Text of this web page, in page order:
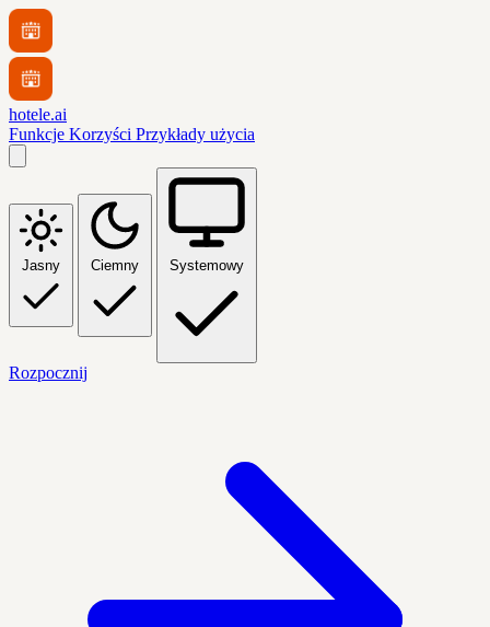
hotele.ai
Funkcje Korzyści Przykłady użycia
Jasny Ciemny Systemowy
Rozpocznij